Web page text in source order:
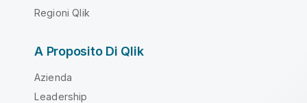
Regioni Qlik
A Proposito Di Qlik
Azienda
Leadership